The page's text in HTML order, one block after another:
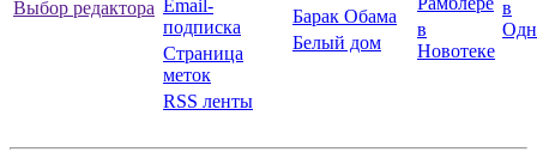
Выбор редактора Email-
подписка
Страница
меток
RSS ленты
Барак Обама
Белый дом
в
Новотеке
в